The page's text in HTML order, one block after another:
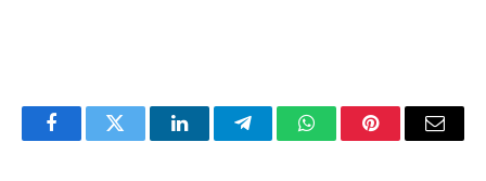
FacebookTwitter LinkedInTelegramWhatsAppPinterestEmail